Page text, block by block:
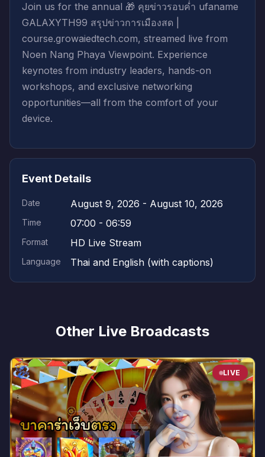
Join us for the annual 🎁 คุยข่าวรอบค่ำ ufaname
GALAXYTH99 สรุปข่าวการเมืองสด |
course.growaiedtech.com, streamed live from
Noen Nang Phaya Viewpoint. Experience
keynotes from industry leaders, hands-on
workshops, and exclusive networking
opportunities—all from the comfort of your
device.
Event Details
Date August 9, 2026 - August 10, 2026
Time 07:00 - 06:59
Format HD Live Stream
Language Thai and English (with captions)
Other Live Broadcasts
LIVE